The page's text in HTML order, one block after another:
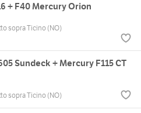
+ F40 Mercury Orion
sopra Ticino (NO)
Sundeck + Mercury F115 CT
sopra Ticino (NO)